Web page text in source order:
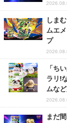
しま
ムエ
プ
「ち
ラリ!
ムな
まだ